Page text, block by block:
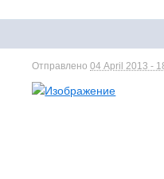
Отправлено04 April 2013 -